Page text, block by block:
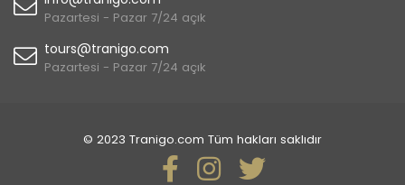
Pazartesi - Pazar 7/24 açık
tours@tranigo.com
Pazartesi - Pazar 7/24 açık
© 2023 Tranigo.com Tüm hakları saklıdır